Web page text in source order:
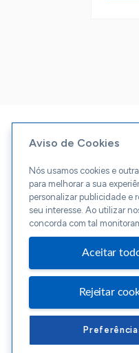
Aviso de Cookies
Nós usamos cookies e
para melhorar a sua
personalizar publicidade e
seu interesse. Ao utilizar
concorda com tal
Aceitar
Rejeitar